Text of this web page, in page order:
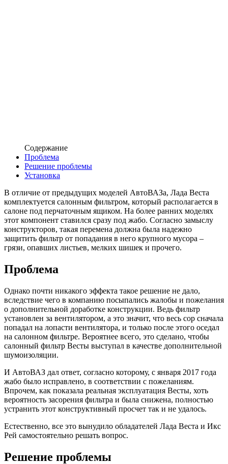
Содержание
Проблема
Решение проблемы
Установка
В отличие от предыдущих моделей АвтоВАЗа, Лада Веста
комплектуется салонным фильтром, который располагается в
салоне под перчаточным ящиком. На более ранних моделях
этот компонент ставился сразу под жабо. Согласно замыслу
конструкторов, такая перемена должна была надежно
защитить фильтр от попадания в него крупного мусора –
грязи, опавших листьев, мелких шишек и прочего.
Проблема
Однако почти никакого эффекта такое решение не дало,
вследствие чего в компанию посыпались жалобы и пожелания
о дополнительной доработке конструкции. Ведь фильтр
установлен за вентилятором, а это значит, что весь сор сначала
попадал на лопасти вентилятора, и только после этого оседал
на салонном фильтре. Вероятнее всего, это сделано, чтобы
салонный фильтр Весты выступал в качестве дополнительной
шумоизоляции.
И АвтоВАЗ дал ответ, согласно которому, с января 2017 года
жабо было исправлено, в соответствии с пожеланиям.
Впрочем, как показала реальная эксплуатация Весты, хоть
вероятность засорения фильтра и была снижена, полностью
устранить этот конструктивный просчет так и не удалось.
Естественно, все это вынудило обладателей Лада Веста и Икс
Рей самостоятельно решать вопрос.
Решение проблемы